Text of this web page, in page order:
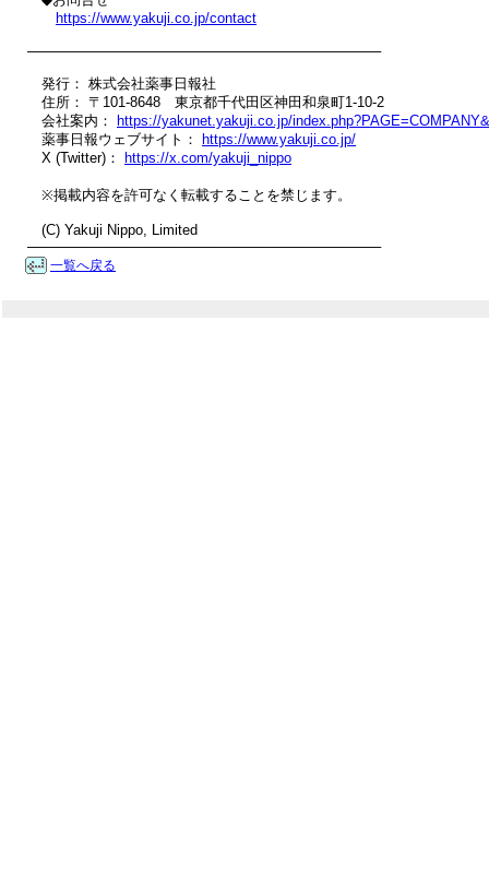
https://www.yakuji.co.jp/contact
────────────────────────────────────
発行： 株式会社薬事日報社
住所： 〒101-8648　東京都千代田区神田和泉町1-10-2
会社案内：
https://yakunet.yakuji.co.jp/
薬事日報ウェブサイト：
https://www.yakuji.co.jp/
X (Twitter)：
https://x.com/yakuji_nippo
※掲載内容を許可なく転載することを禁じます。
(C) Yakuji Nippo, Limited
────────────────────────────────────
一覧へ戻る